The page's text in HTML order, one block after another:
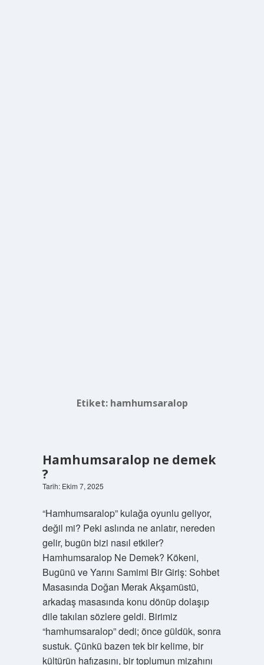
Etiket: hamhumsaralop
Hamhumsaralop ne demek
?
Tarih: Ekim 7, 2025
“Hamhumsaralop” kulağa oyunlu geliyor,
değil mi? Peki aslında ne anlatır, nereden
gelir, bugün bizi nasıl etkiler?
Hamhumsaralop Ne Demek? Kökeni,
Bugünü ve Yarını Samimi Bir Giriş: Sohbet
Masasında Doğan Merak Akşamüstü,
arkadaş masasında konu dönüp dolaşıp
dile takılan sözlere geldi. Birimiz
“hamhumsaralop” dedi; önce güldük, sonra
sustuk. Çünkü bazen tek bir kelime, bir
kültürün hafızasını, bir toplumun mizahını